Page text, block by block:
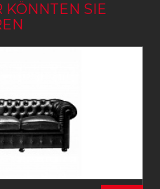
KÖNNTEN SIE